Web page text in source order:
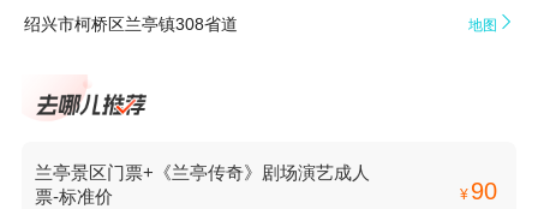
绍兴市柯桥区兰亭镇308省道 地图 
兰亭景区门票+《兰亭传奇》剧场演艺成人
票-标准价
¥ 90